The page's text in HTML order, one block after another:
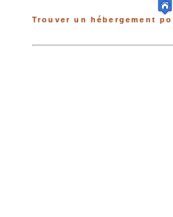
Trouver un hébergement